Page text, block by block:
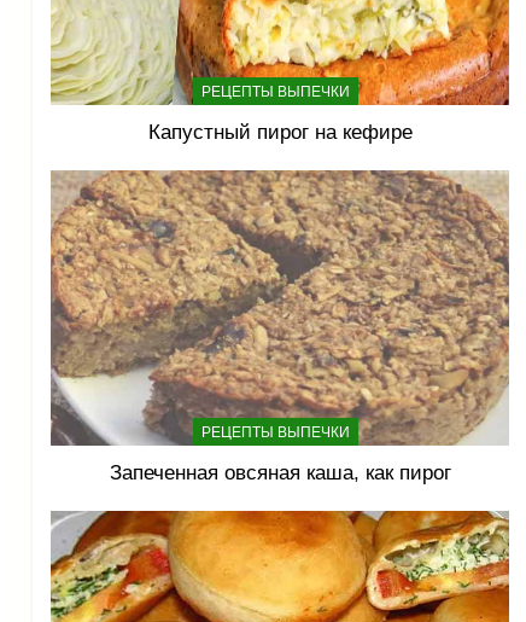
РЕЦЕПТЫ ВЫПЕЧКИ
Капустный пирог на кефире
РЕЦЕПТЫ ВЫПЕЧКИ
Запеченная овсяная каша, как пирог